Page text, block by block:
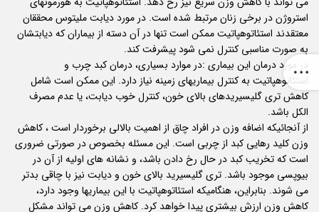
استروژن در برخی زنان مرتبط شده است. در مورد دیابت ملیتوس محققان
معتقدند استئاتوهپاتیت ممکن است تنها در آن دسته از بیماران که دیابتشان
به صورت مناسبی کنترل نمی شود پیشرفت کند.
در مورد درمان این بیماری :در موارد بسیاری، درمان کبد چرب و
استئاتوهپاتیت به کنترل بیماریهای زمینه نیاز دارد. این ممکن است شامل
کاهش تری گلیسیریدهای بالای خون، کنترل خوب دیابت، یا عدم مصرف
الکل باشد.
از آنجائیکه اضافه وزن در افراد چاق از اهمیت بالالی برخوردار است ، کاهش
وزن کلید رهایی کبد از چربی است. این مسئله بخصوص در صورتی ضروری
است که تخریب کبد در حال رخ دادن باشد، و نشانه های اولیه از آن در
بیوپسی موجود باشد. تری گلیسیرید بالای خون و دیابت نیز با چاقی بدتر
می شوند. بنابراین، هنگامیکه استئاتوهپاتیت با این بیماریها وجود دارد،
کاهش وزن ارزش بیشتری پیدا خواهد کرد. کاهش وزن می تواند مشکل